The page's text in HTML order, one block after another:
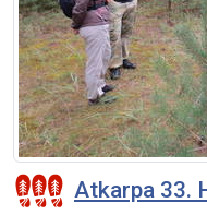
Atkarpa 33.